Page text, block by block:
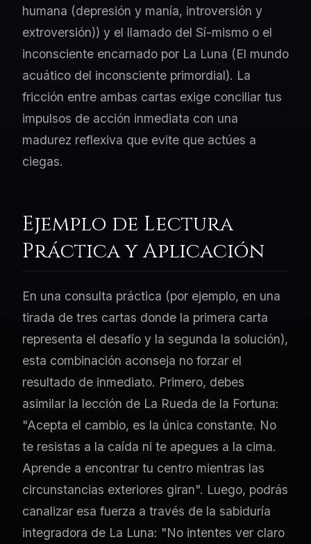
humana (depresión y manía, introversión y
extroversión)) y el llamado del Sí-mismo o el
inconsciente encarnado por La Luna (El mundo
acuático del inconsciente primordial). La
fricción entre ambas cartas exige conciliar tus
impulsos de acción inmediata con una
madurez reflexiva que evite que actúes a
ciegas.
Ejemplo de Lectura
Práctica y Aplicación
En una consulta práctica (por ejemplo, en una
tirada de tres cartas donde la primera carta
representa el desafío y la segunda la solución),
esta combinación aconseja no forzar el
resultado de inmediato. Primero, debes
asimilar la lección de La Rueda de la Fortuna:
"Acepta el cambio, es la única constante. No
te resistas a la caída ni te apegues a la cima.
Aprende a encontrar tu centro mientras las
circunstancias exteriores giran". Luego, podrás
canalizar esa fuerza a través de la sabiduría
integradora de La Luna: "No intentes ver claro